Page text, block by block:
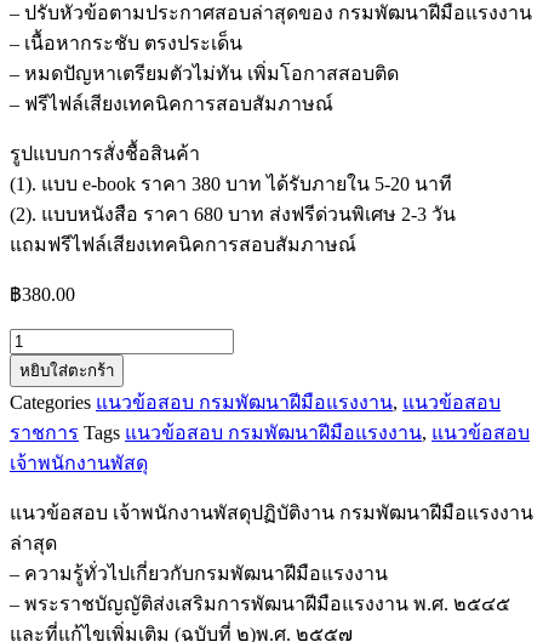
– ปรับหัวข้อตามประกาศสอบล่าสุดของ กรมพัฒนาฝีมือแรงงาน
– เนื้อหากระชับ ตรงประเด็น
– หมดปัญหาเตรียมตัวไม่ทัน เพิ่มโอกาสสอบติด
– ฟรีไฟล์เสียงเทคนิคการสอบสัมภาษณ์
รูปแบบการสั่งชื้อสินค้า
(1). แบบ e-book ราคา 380 บาท ได้รับภายใน 5-20 นาที
(2). แบบหนังสือ ราคา 680 บาท ส่งฟรีด่วนพิเศษ 2-3 วัน
แถมฟรีไฟล์เสียงเทคนิคการสอบสัมภาษณ์
฿380.00
จำนวน
แนว
ข้อสอบ
เจ้า
พนักงาน
ปฏิบัติ
งาน
กรม
พัฒนา
หยิบใส่ตะกร้า
Categories แนวข้อสอบ กรมพัฒนาฝีมือแรงงาน, แนวข้อสอบ
ราชการ Tags แนวข้อสอบ กรมพัฒนาฝีมือแรงงาน, แนวข้อสอบ
เจ้าพนักงานพัสดุ
แนวข้อสอบ เจ้าพนักงานพัสดุปฏิบัติงาน กรมพัฒนาฝีมือแรงงาน
ล่าสุด
– ความรู้ทั่วไปเกี่ยวกับกรมพัฒนาฝีมือแรงงาน
– พระราชบัญญัติส่งเสริมการพัฒนาฝีมือแรงงาน พ.ศ. ๒๕๔๕
และที่แก้ไขเพิ่มเติม (ฉบับที่ ๒)พ.ศ. ๒๕๕๗